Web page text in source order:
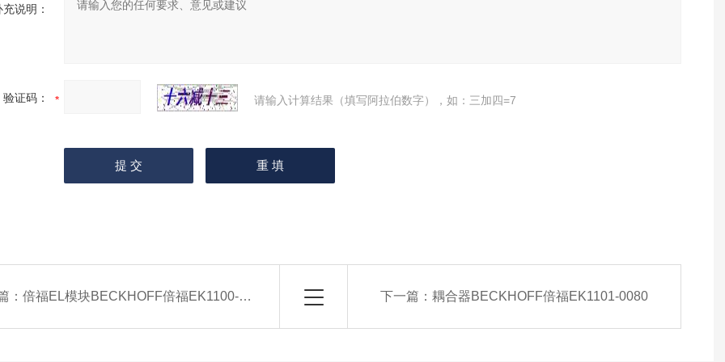
充说明：
验证码： 请输入计算结果（填写阿拉伯数字），如：三加四=7
：倍福EL模块BECKHOFF倍福EK1100-0008 下一篇： 耦合器BECKHOFF倍福EK1101-0080